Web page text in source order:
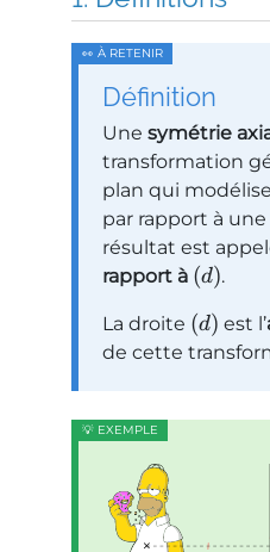
Définition
Une symétrie
transformation
plan qui
par rapport à
résultat est
rapport à (d).
La droite (d) est l’
de cette